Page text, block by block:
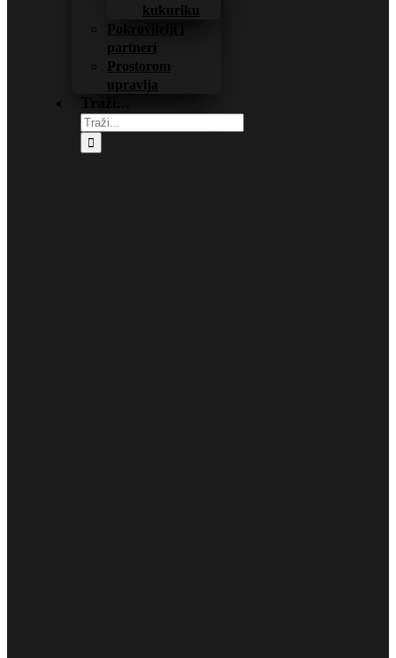
kukuriku
Pokrovitelji i
partneri
Prostorom
upravlja